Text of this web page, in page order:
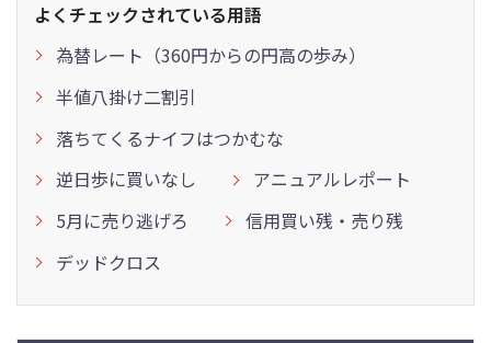
よくチェックされている用語
為替レート（360円からの円高の歩み）
半値八掛け二割引
落ちてくるナイフはつかむな
逆日歩に買いなし
アニュアルレポート
5月に売り逃げろ
信用買い残・売り残
デッドクロス